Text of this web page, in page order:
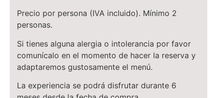
Precio por persona (IVA incluido). Mínimo 2
personas.
Si tienes alguna alergia o intolerancia por favor
comunícalo en el momento de hacer la reserva y
adaptaremos gustosamente el menú.
La experiencia se podrá disfrutar durante 6